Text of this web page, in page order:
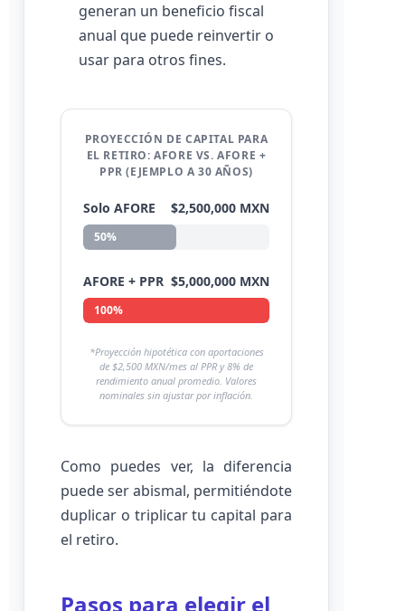
generan un beneficio fiscal
anual que puede reinvertir o
usar para otros fines.
PROYECCIÓN DE CAPITAL PARA
EL RETIRO: AFORE VS. AFORE +
PPR (EJEMPLO A 30 AÑOS)
Solo AFORE $2,500,000 MXN
50%
AFORE + PPR $5,000,000 MXN
100%
*Proyección hipotética con aportaciones
de $2,500 MXN/mes al PPR y 8% de
rendimiento anual promedio. Valores
nominales sin ajustar por inflación.
Como puedes ver, la diferencia
puede ser abismal, permitiéndote
duplicar o triplicar tu capital para
el retiro.
Pasos para elegir el